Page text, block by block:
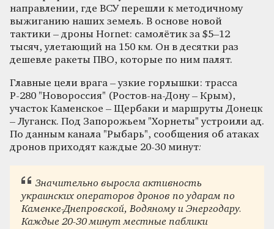
направлении, где ВСУ перешли к методичному
выжиганию наших земель. В основе новой
тактики – дроны Hornet: самолётик за $5–12
тысяч, улетающий на 150 км. Он в десятки раз
дешевле ракеты ПВО, которые по ним палят.
Главные цели врага – узкие горлышки: трасса
Р-280 "Новороссия" (Ростов-на-Дону – Крым),
участок Каменское – Щербаки и маршруты Донецк
– Луганск. Под Запорожьем "Хорнеты" устроили ад.
По данным канала "Рыбарь", сообщения об атаках
дронов приходят каждые 20-30 минут:
Значительно выросла активность
украинских операторов дронов по ударам по
Каменке-Днепровской, Водяному и Энергодару.
Каждые 20-30 минут местные паблики